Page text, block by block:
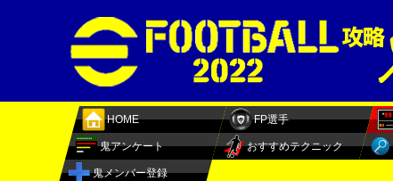
HOME FP選手
鬼アンケート おすすめテクニック
鬼メンバー登録